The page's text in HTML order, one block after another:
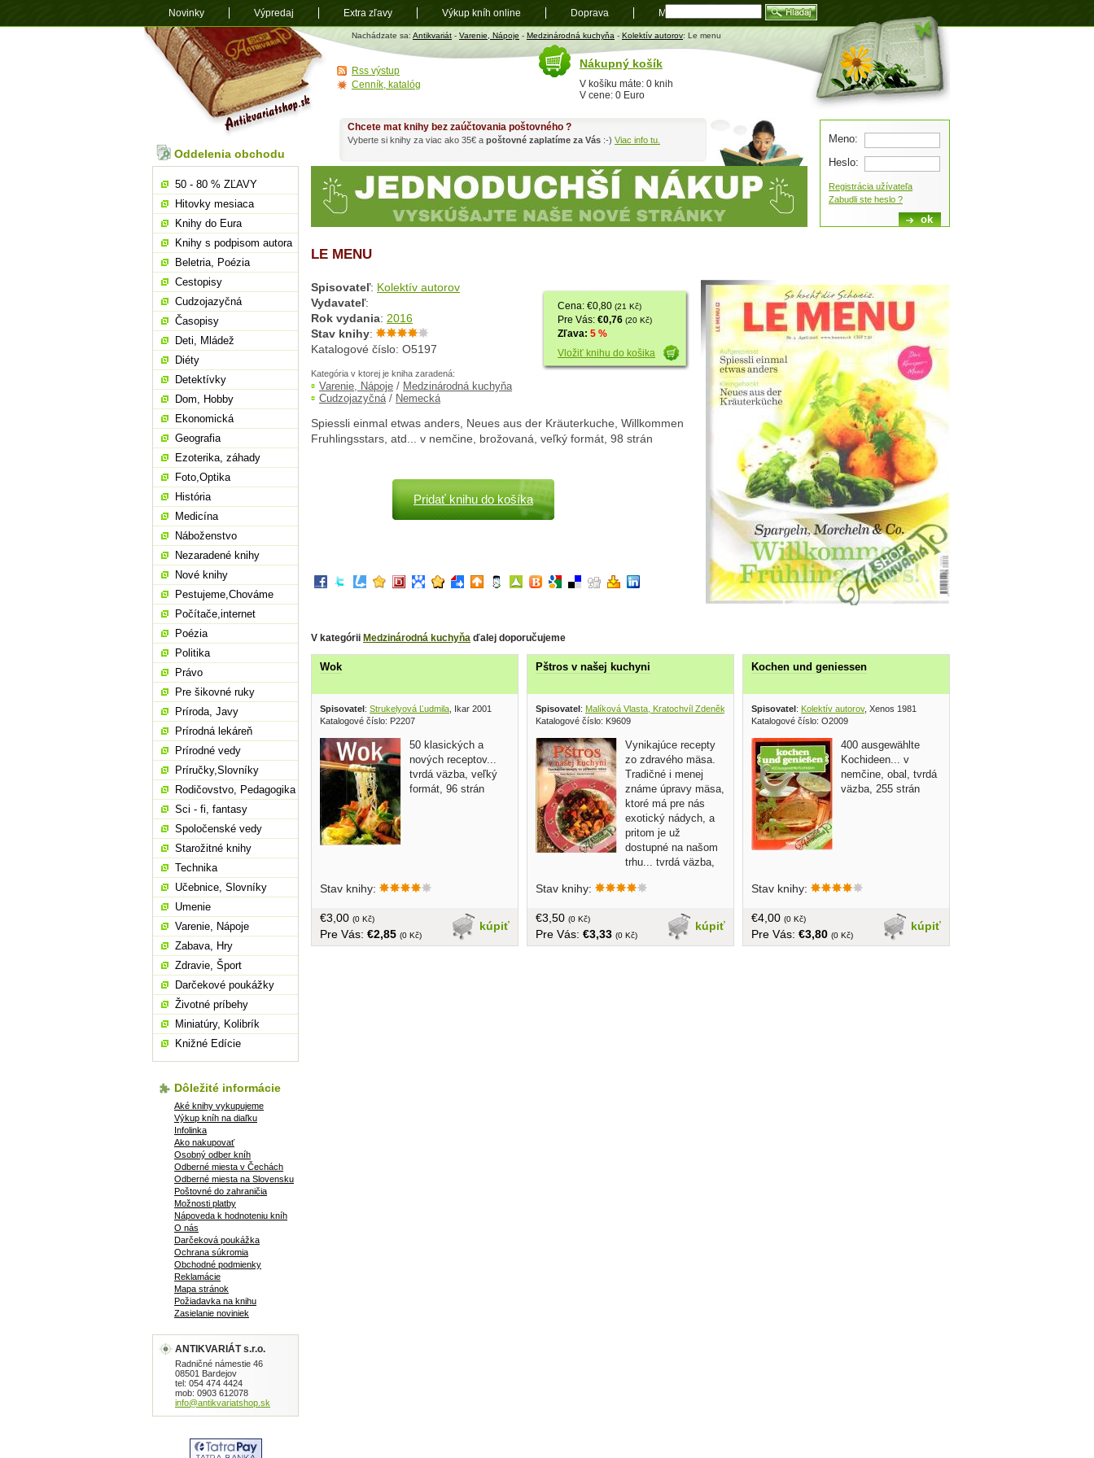
Antikvariát
shop.sk
Nachádzate sa: Antikvariát - Varenie, Nápoje - Medzinárodná kuchyňa - Kolektív autorov: Le menu
LE MENU
Cena: €0,80 (21 Kč)
Pre Vás: €0,76 (20 Kč)
Zľava: 5 %
Vložiť knihu do košika
Spisovateľ: Kolektív autorov
Vydavateľ:
Rok vydania: 2016
Stav knihy:
Katalogové číslo: O5197
Kategória v ktorej je kniha zaradená:
Varenie, Nápoje / Medzinárodná kuchyňa
Cudzojazyčná/ Nemecká
Spiessli einmal etwas anders, Neues aus der Kräuterkuche, Willkommen
Fruhlingsstars, atd... v nemčine, brožovaná, veľký formát, 98 strán
Pridať knihu do košíka
V kategórii Medzinárodná kuchyňa ďalej doporučujeme
Wok
Spisovatel: Strukelyová Ľudmila , Ikar 2001
Katalogové číslo: P2207
50 klasických a
nových receptov...
tvrdá väzba, veľký
formát, 96 strán
Stav knihy:
kúpiť
€3,00 (0 Kč)
Pre Vás: €2,85 (0 Kč)
Pštros v našej kuchyni
Spisovatel: Malíková Vlasta, Kratochvíl Zdeněk , Ikar 2001
Katalogové číslo: K9609
Vynikajúce recepty
zo zdravého mäsa.
Tradičné i menej
známe úpravy mäsa,
ktoré má pre nás
exotický nádych, a
pritom je už
dostupné na našom
trhu... tvrdá väzba,
predsádkach
Stav knihy:
kúpiť
€3,50 (0 Kč)
Pre Vás: €3,33 (0 Kč)
Kochen und geniessen
Spisovatel: Kolektív autorov, Xenos 1981
Katalogové číslo: O2009
400 ausgewählte
Kochideen... v
nemčine, obal, tvrdá
väzba, 255 strán
Stav knihy:
kúpiť
€4,00 (0 Kč)
Pre Vás: €3,80 (0 Kč)
Chcete mat knihy bez zaúčtovania poštovného ?
Vyberte si knihy za viac ako 35€ a poštovné zaplatíme za Vás :-) Viac info tu.
Oddelenia obchodu
50 - 80 % ZĽAVY
Hitovky mesiaca
Knihy do Eura
Knihy s podpisom autora
Beletria, Poézia
Cestopisy
Cudzojazyčná
Časopisy
Deti, Mládež
Diéty
Detektívky
Dom, Hobby
Ekonomická
Geografia
Ezoterika, záhady
Foto,Optika
História
Medicína
Náboženstvo
Nezaradené knihy
Nové knihy
Pestujeme,Chováme
Počítače,internet
Poézia
Politika
Právo
Pre šikovné ruky
Príroda, Javy
Prírodná lekáreň
Prírodné vedy
Príručky,Slovníky
Rodičovstvo, Pedagogika
Sci - fi, fantasy
Spoločenské vedy
Starožitné knihy
Technika
Učebnice, Slovníky
Umenie
Varenie, Nápoje
Zabava, Hry
Zdravie, Šport
Darčekové poukážky
Životné príbehy
Miniatúry, Kolibrík
Knižné Edície
Dôležité informácie
Aké knihy vykupujeme
Výkup kníh na diaľku
Infolinka
Ako nakupovať
Osobný odber kníh
Odberné miesta v Čechách
Odberné miesta na Slovensku
Poštovné do zahraničia
Možnosti platby
Nápoveda k hodnoteniu kníh
O nás
Darčeková poukážka
Ochrana súkromia
Obchodné podmienky
Reklamácie
Mapa stránok
Požiadavka na knihu
Zasielanie noviniek
ANTIKVARIÁT s.r.o.
Radničné námestie 46
08501 Bardejov
tel: 054 474 4424
mob: 0903 612078
info@antikvariatshop.sk
Meno:
Heslo:
Registrácia užívateľa
Zabudli ste heslo ?
Nákupný košík
V košíku máte: 0 knih
V cene: 0 Euro
Rss výstup
Cenník, katalóg
Novinky Výpredaj Extra zľavy Výkup kníh online Doprava Mapa